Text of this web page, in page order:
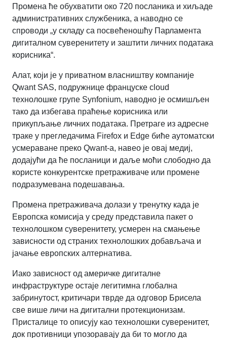
Промена ће обухватити око 720 посланика и хиљаде
административних службеника, а наводно се
спроводи „у складу са посвећеношћу Парламента
дигиталном суверенитету и заштити личних података
корисника“.
Алат, који је у приватном власништву компаније
Qwant SAS, подружнице француске cloud
технолошке групе Synfonium, наводно је осмишљен
тако да избегава праћење корисника или
прикупљање личних података. Претраге из адресне
траке у прегледачима Firefox и Edge биће аутоматски
усмераване преко Qwant-а, навео је овај медиј,
додајући да ће посланици и даље моћи слободно да
користе конкурентске претраживаче или промене
подразумевана подешавања.
Промена претраживача долази у тренутку када је
Европска комисија у среду представила пакет о
технолошком суверенитету, усмерен на смањење
зависности од страних технолошких добављача и
јачање европских алтернатива.
Иако зависност од америчке дигиталне
инфраструктуре остаје легитимна глобална
забринутост, критичари тврде да одговор Брисела
све више личи на дигитални протекционизам.
Присталице то описују као технолошки суверенитет,
док противници упозоравају да би то могло да